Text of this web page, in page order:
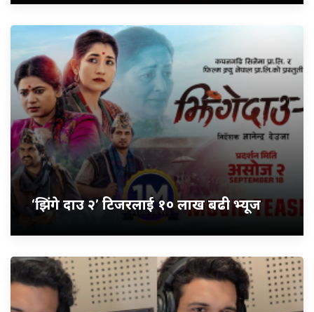
‘झिंगे दाउ २’ टिजरलाई १० लाख बढी भ्यूज